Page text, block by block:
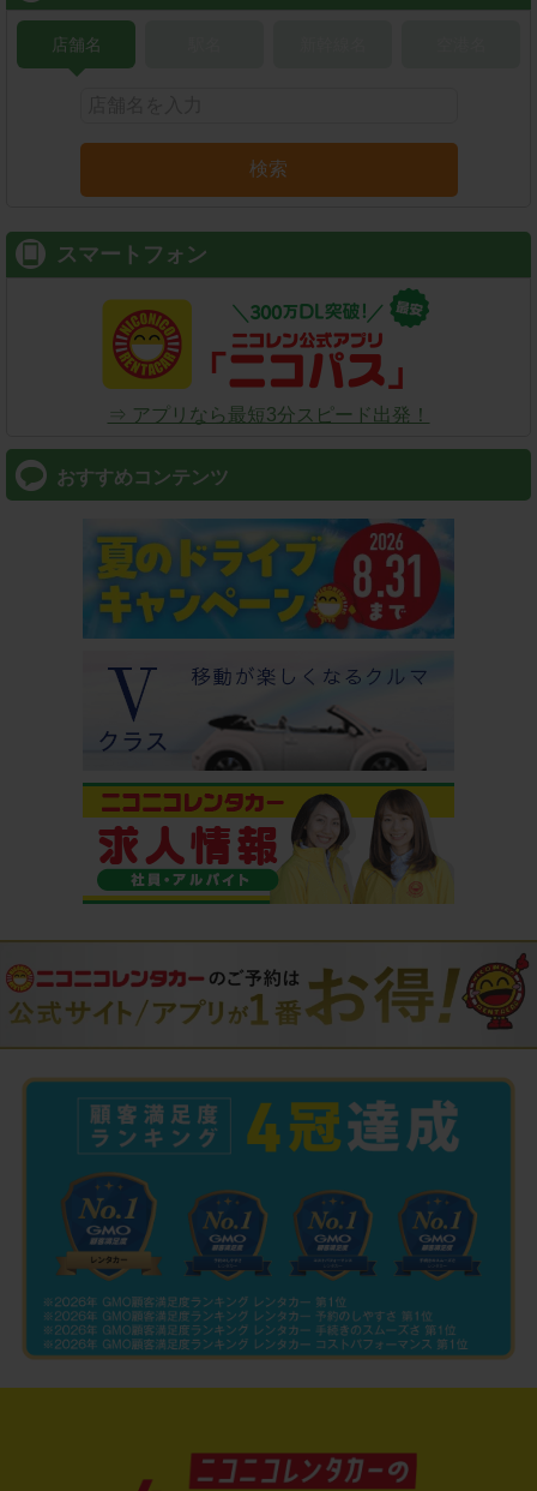
店舗名
検索
スマートフォン
⇒ アプリなら最短3分スピード出発！
おすすめコンテンツ